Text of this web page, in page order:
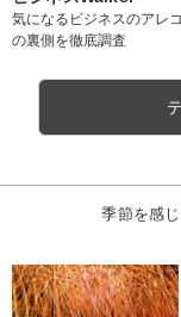
気になるビジネスのアレ
の裏側を徹底調査
季節を感